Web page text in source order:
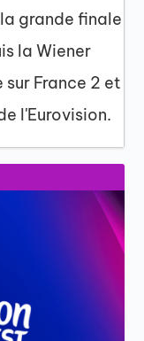
grande finale
la Wiener
France 2 et
l'Eurovision.